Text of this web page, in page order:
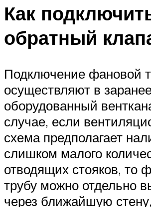
Как
обратный
Подключение фановой
осуществляют в
оборудованный
случае, если
схема предполагает
слишком малого
отводящих стояков, то
трубу можно отдельно
через ближайшую стену,